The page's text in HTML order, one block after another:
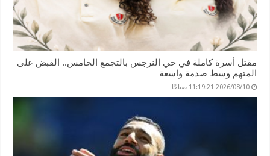
مقتل أسرة كاملة في حي النرجس بالتجمع الخامس.. القبض على
المتهم وسط صدمة واسعة
2026/08/10 11:19:21 صباحًا